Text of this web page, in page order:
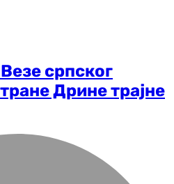
српског
Дрине трајне